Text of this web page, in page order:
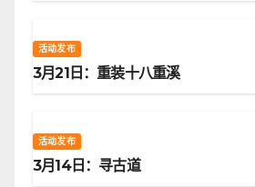
活动发布
3月21日：重装十八重溪
活动发布
3月14日：寻古道